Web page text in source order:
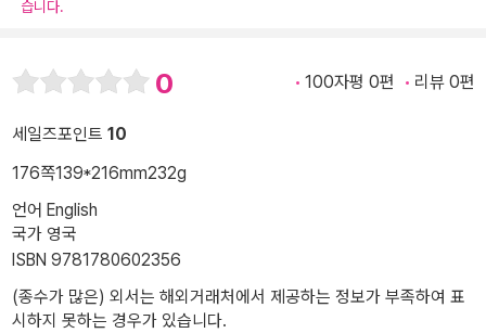
습니다.
0 100자평 0편 리뷰 0편
세일즈포인트 10
176쪽139*216mm232g
언어 English
국가 영국
ISBN 9781780602356
(종수가 많은) 외서는 해외거래처에서 제공하는 정보가 부족하여 표
시하지 못하는 경우가 있습니다.